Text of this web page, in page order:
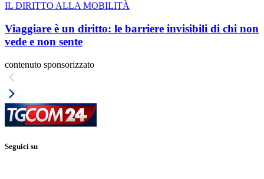
IL DIRITTO ALLA MOBILITÀ
Viaggiare è un diritto: le barriere invisibili di chi non
vede e non sente
contenuto sponsorizzato
Seguici su